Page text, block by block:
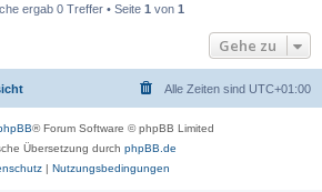
ergab 0 Treffer • Seite 1 von 1
Gehe zu
Alle Zeiten sind UTC+01:00
® Forum Software © phpBB Limited
Übersetzung durch phpBB.de
| Nutzungsbedingungen